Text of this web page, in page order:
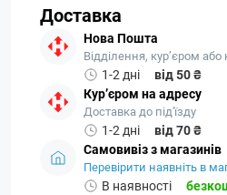
Доставка
Нова Пошта
Відділення, кур’єром
1-2 дні
від 50 ₴
Кур’єром на адресу
Доставка до під'їзду
1-2 дні
від 70 ₴
Самовивіз з магазинів
Перевірити наявніть в
В наявності